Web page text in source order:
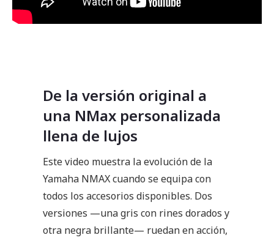
De la versión original a
una NMax personalizada
llena de lujos
Este video muestra la evolución de la
Yamaha NMAX cuando se equipa con
todos los accesorios disponibles. Dos
versiones —una gris con rines dorados y
otra negra brillante— ruedan en acción,